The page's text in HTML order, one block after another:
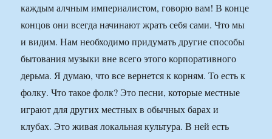
каждым алчным империалистом, говорю вам! В конце
концов они всегда начинают жрать себя сами. Что мы
и видим. Нам необходимо придумать другие способы
бытования музыки вне всего этого корпоративного
дерьма. Я думаю, что все вернется к корням. То есть к
фолку. Что такое фолк? Это песни, которые местные
играют для других местных в обычных барах и
клубах. Это живая локальная культура. В ней есть